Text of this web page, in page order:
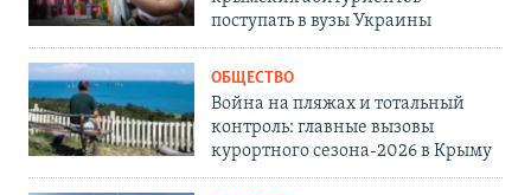
поступать в вузы Украины
ОБЩЕСТВО
Война на пляжах и тотальный
контроль: главные вызовы
курортного сезона-2026 в Крыму